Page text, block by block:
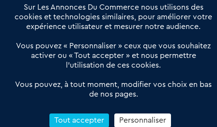
Offres Pro
Actualités
Qui sommes nous ?
Derniers articles
Réseau 3C : un partenaire national dédié aux transactions
Petitscommerces : Un partenariat au service du commerce de
proximité et des territoires
Reprendre un Restaurant Rapide
Sur Les Annonces Du Commerce nous utilisons des
cookies et technologies similaires, pour améliorer votre
expérience utilisateur et mesurer notre audience.
Vous pouvez « Personnaliser » ceux que vous souhaitez
activer ou « Tout accepter » et nous permettre
l’utilisation de ces cookies.
Vous pouvez, à tout moment, modifier vos choix en bas
de nos pages.
Tout accepter Personnaliser